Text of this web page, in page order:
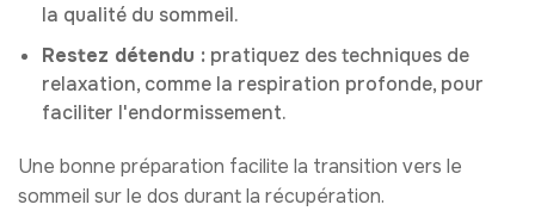
la qualité du sommeil.
Restez détendu : pratiquez des techniques de
relaxation, comme la respiration profonde, pour
faciliter l'endormissement.
Une bonne préparation facilite la transition vers le
sommeil sur le dos durant la récupération.